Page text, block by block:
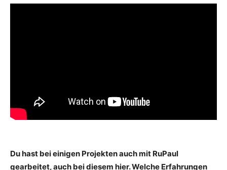
Du hast bei einigen Projekten auch mit RuPaul
gearbeitet, auch bei diesem hier. Welche Erfahrungen